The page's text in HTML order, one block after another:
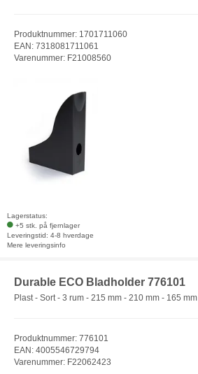
Produktnummer: 1701711060
EAN: 7318081711061
Varenummer: F21008560
Lagerstatus:
+5 stk. på fjernlager
Leveringstid: 4-8 hverdage
Mere leveringsinfo
Durable ECO Bladholder 776101
Plast - Sort - 3 rum - 215 mm - 210 mm - 165 mm
Produktnummer: 776101
EAN: 4005546729794
Varenummer: F22062423